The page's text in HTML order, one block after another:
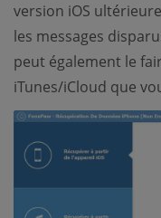
version iOS
les messages
peut également le
iTunes/iCloud que